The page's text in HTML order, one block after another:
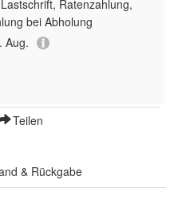
Ratenzahlung,
bei Abholung
Aug.
Teilen
& Rückgabe